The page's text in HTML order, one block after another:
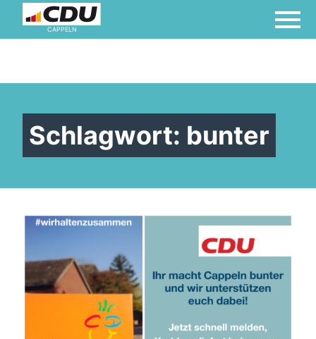
CAPPELN
Schlagwort: bunter